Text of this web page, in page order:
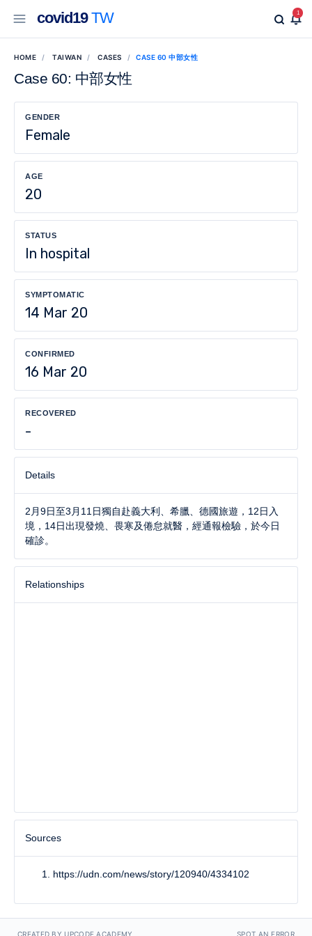
covid19TW 1
HOME TAIWAN CASES CASE 60 中部女性
Case 60: 中部女性
GENDER
Female
AGE
20
STATUS
In hospital
SYMPTOMATIC
14 Mar 20
CONFIRMED
16 Mar 20
RECOVERED
-
Details
2月9日至3月11日獨自赴義大利、希臘、德國旅遊，12日入
境，14日出現發燒、畏寒及倦怠就醫，經通報檢驗，於今日
確診。
Relationships
Sources
https://udn.com/news/story/120940/4334102
CREATED BY UPCODE ACADEMY SPOT AN ERROR